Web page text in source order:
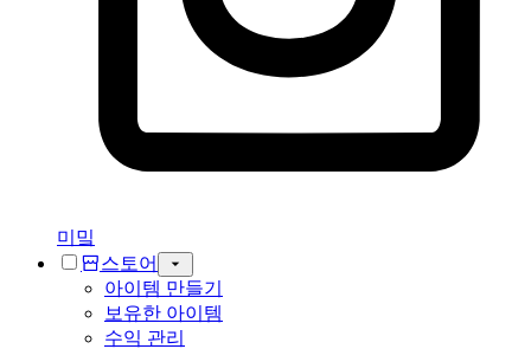
미밐
스토어
아이템 만들기
보유한 아이템
수익 관리